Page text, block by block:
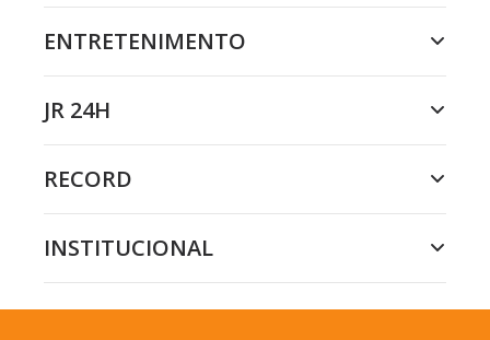
ENTRETENIMENTO
JR 24H
RECORD
INSTITUCIONAL